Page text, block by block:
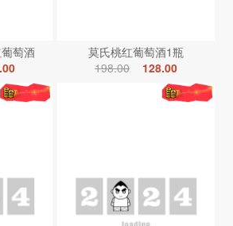
萄酒
莫氏桃红葡萄酒1瓶
198.00
128.00